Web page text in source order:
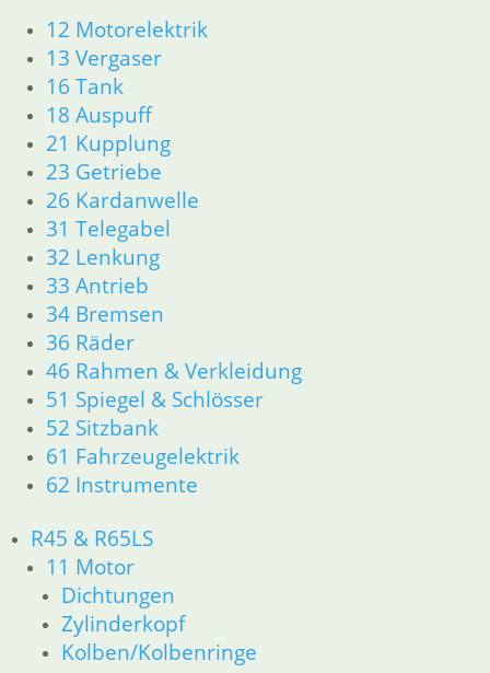
12 Motorelektrik
13 Vergaser
16 Tank
18 Auspuff
21 Kupplung
23 Getriebe
26 Kardanwelle
31 Telegabel
32 Lenkung
33 Antrieb
34 Bremsen
36 Räder
46 Rahmen & Verkleidung
51 Spiegel & Schlösser
52 Sitzbank
61 Fahrzeugelektrik
62 Instrumente
R45 & R65LS
11 Motor
Dichtungen
Zylinderkopf
Kolben/Kolbenringe
51 Spiegel & Schlösser
52 Sitzbank
61 Fahrzeugelektrik
62 Instrumente
63 Scheinwerfer
R80/100 R80/100 RT 1980 bis 1984
11 Motor
Dichtungen
Kolben/Kolbenringe
Zylinderkopf
12 Motorelektrik
13 Vergaser
16 Tank
18 Auspuff
21 Kupplung
23 Getriebe
26 Kardanwelle
31 Telegabel
33 Antrieb
34 Bremsen
36 Räder
46 Rahmen & Verkleidung
51 Spiegel & Schlösser
52 Sitzbank